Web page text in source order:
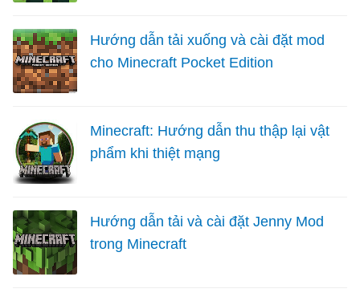
Hướng dẫn tải xuống và cài đặt mod
cho Minecraft Pocket Edition
Minecraft: Hướng dẫn thu thập lại vật
phẩm khi thiệt mạng
Hướng dẫn tải và cài đặt Jenny Mod
trong Minecraft